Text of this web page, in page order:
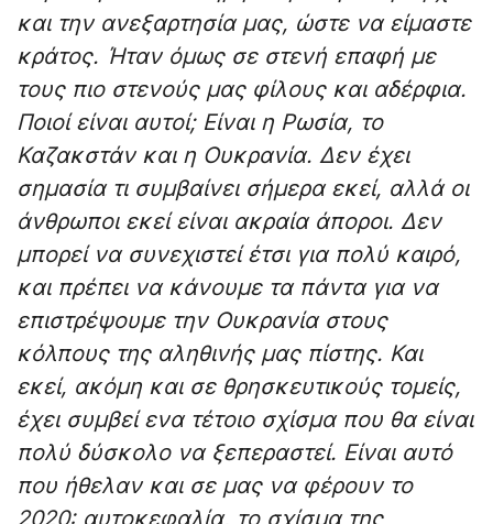
και την ανεξαρτησία μας, ώστε να είμαστε
κράτος. Ήταν όμως σε στενή επαφή με
τους πιο στενούς μας φίλους και αδέρφια.
Ποιοίείναι αυτοί; Είναι η Ρωσία, το
Καζακστάνκαιη Ουκρανία. Δεν έχει
σημασία τι συμβαίνει σήμερα εκεί, αλλά οι
άνθρωποι εκεί είναι ακραία άποροι. Δεν
μπορεί να συνεχιστεί έτσι για πολύ καιρό,
και πρέπει να κάνουμε τα πάντα για να
επιστρέψουμε την Ουκρανία στους
κόλπους της αληθινής μας πίστης. Και
εκεί, ακόμη και σε θρησκευτικούς τομείς,
έχει συμβεί ενα τέτοιο σχίσμα που θα είναι
πολύ δύσκολο να ξεπεραστεί. Είναι αυτό
που ήθελαν και σε μας να φέρουν το